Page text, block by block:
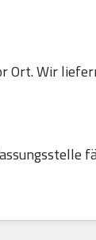
Ort. Wir